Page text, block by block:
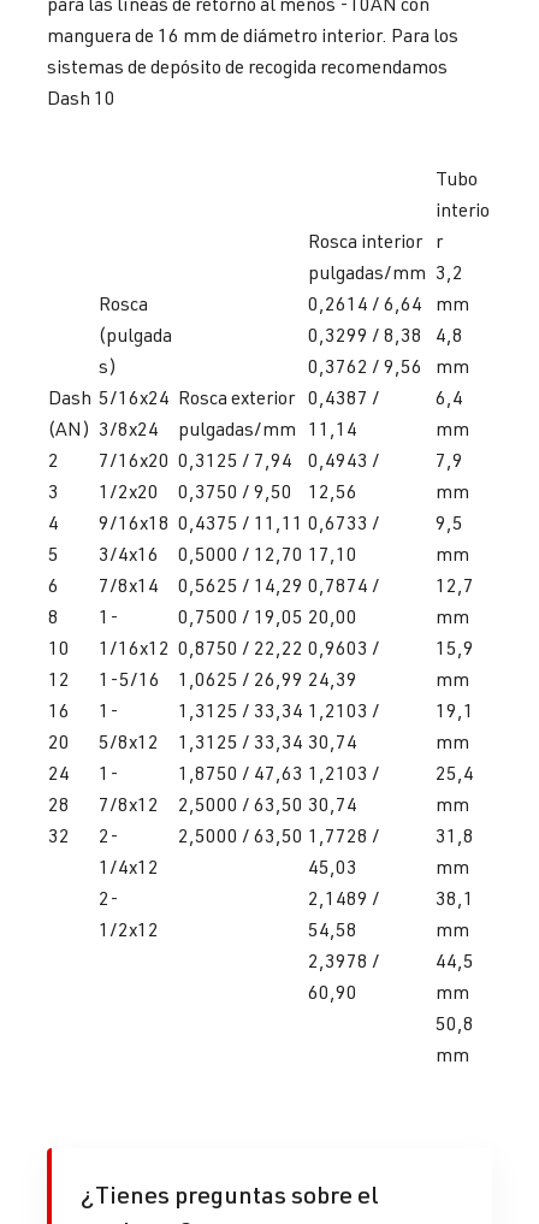
manguera de 16 mm de diámetro interior. Para los
sistemas de depósito de recogida recomendamos
Dash 10
Dash
(AN)
2
3
4
5
6
8
10
12
16
20
24
28
32
Rosca
(pulgada
s)
5/16x24
3/8x24
7/16x20
1/2x20
9/16x18
3/4x16
7/8x14
1-
1/16x12
1-5/16
1-
5/8x12
1-
7/8x12
2-
1/4x12
2-
1/2x12
Rosca exterior
pulgadas/mm
0,3125 / 7,94
0,3750 / 9,50
0,4375 / 11,11
0,5000 / 12,70
0,5625 / 14,29
0,7500 / 19,05
0,8750 / 22,22
1,0625 / 26,99
1,3125 / 33,34
1,3125 / 33,34
1,8750 / 47,63
2,5000 / 63,50
2,5000 / 63,50
Rosca interior
pulgadas/mm
0,2614 / 6,64
0,3299 / 8,38
0,3762 / 9,56
0,4387 /
11,14
0,4943 /
12,56
0,6733 /
17,10
0,7874 /
20,00
0,9603 /
24,39
1,2103 /
30,74
1,2103 /
30,74
1,7728 /
45,03
2,1489 /
54,58
2,3978 /
60,90
Tubo
interio
r
3,2
mm
4,8
mm
6,4
mm
7,9
mm
9,5
mm
12,7
mm
15,9
mm
19,1
mm
25,4
mm
31,8
mm
38,1
mm
44,5
mm
50,8
mm
¿Tienes preguntas sobre el